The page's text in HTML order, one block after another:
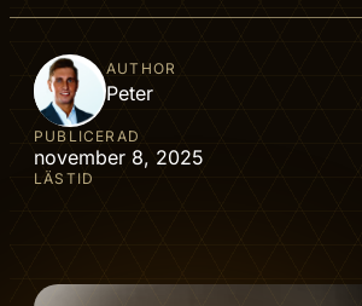
AUTHOR
Peter
PUBLICERAD
november 8, 2025
LÄSTID